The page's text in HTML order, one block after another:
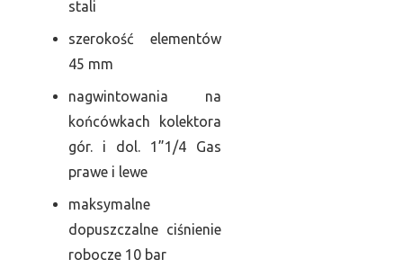
stali
szerokość elementów
45 mm
nagwintowania na
końcówkach kolektora
gór. i dol. 1”1/4 Gas
prawe i lewe
maksymalne
dopuszczalne ciśnienie
robocze 10 bar